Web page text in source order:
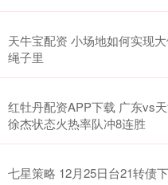
天牛宝配资 小场地如何实现
绳子里
红牡丹配资APP下载 广东vs
徐杰状态火热率队冲8连胜
七星策略 12月25日台21转债